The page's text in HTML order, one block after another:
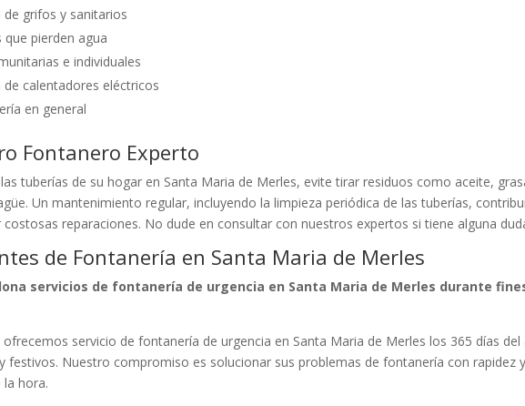
grifos y sanitarios
que pierden agua
e individuales
calentadores eléctricos
en general
Fontanero Experto
tuberías de su hogar en Santa Maria de Merles, evite tirar residuos como aceite,
Un mantenimiento regular, incluyendo la limpieza periódica de las tuberías,
reparaciones. No dude en consultar con nuestros expertos si tiene alguna
de Fontanería en Santa Maria de Merles
servicios de fontanería de urgencia en Santa Maria de Merles durante
servicio de fontanería de urgencia en Santa Maria de Merles los 365 días del
festivos. Nuestro compromiso es solucionar sus problemas de fontanería con rapidez y
hora.